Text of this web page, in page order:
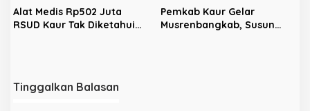
Alat Medis Rp502 Juta
RSUD Kaur Tak Diketahui
Pemkab Kaur Gelar
Musrenbangkab, Susun
Tinggalkan Balasan